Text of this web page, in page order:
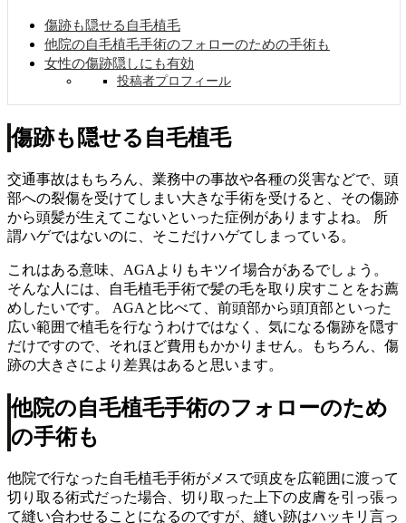
傷跡も隠せる自毛植毛
他院の自毛植毛手術のフォローのための手術も
女性の傷跡隠しにも有効
投稿者プロフィール
傷跡も隠せる自毛植毛
交通事故はもちろん、業務中の事故や各種の災害などで、頭
部への裂傷を受けてしまい大きな手術を受けると、その傷跡
から頭髪が生えてこないといった症例がありますよね。 所
謂ハゲではないのに、そこだけハゲてしまっている。
これはある意味、AGAよりもキツイ場合があるでしょう。
そんな人には、自毛植毛手術で髪の毛を取り戻すことをお薦
めしたいです。 AGAと比べて、前頭部から頭頂部といった
広い範囲で植毛を行なうわけではなく、気になる傷跡を隠す
だけですので、それほど費用もかかりません。もちろん、傷
跡の大きさにより差異はあると思います。
他院の自毛植毛手術のフォローのため
の手術も
他院で行なった自毛植毛手術がメスで頭皮を広範囲に渡って
切り取る術式だった場合、切り取った上下の皮膚を引っ張っ
て縫い合わせることになるのですが、縫い跡はハッキリ言っ